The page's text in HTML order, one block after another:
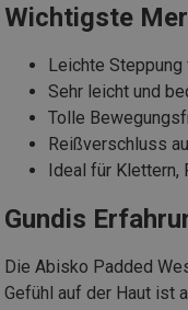
Wichtigste
Leichte Steppung
Sehr leicht und
Tolle
Reißverschluss
Ideal für Klettern,
Gundis
Die Abisko Padded
Gefühl auf der Haut ist